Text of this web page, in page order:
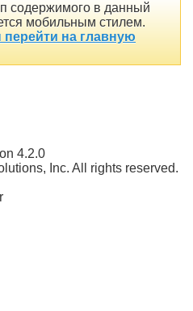
содержимого в данный
мобильным стилем.
на главную
4.2.0
Inc. All rights reserved.